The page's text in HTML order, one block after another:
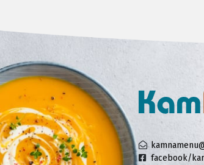
facebook/